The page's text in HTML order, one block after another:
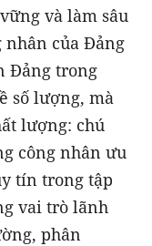
và làm sâu
nhân của Đảng
Đảng trong
số lượng, mà
lượng: chú
công nhân ưu
tín trong tập
vai trò lãnh
phân